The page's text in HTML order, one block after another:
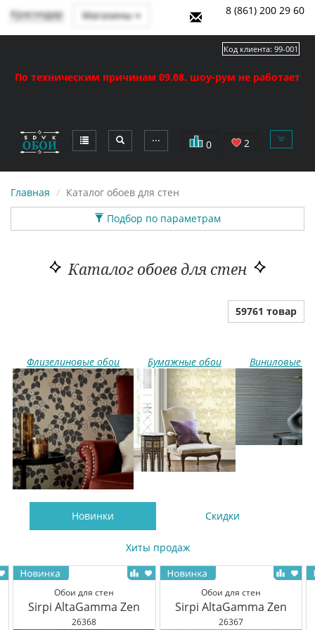
Краснодар Магазины 8 (861) 200 29 60
По техническим причинам 09.08. шоу-рум не работает
⋯ 0 2
Код клиента: 99-001
Главная
Каталог обоев для стен
Подбор по параметрам
Каталог обоев для стен
59761 товар
Флизелиновые обои Бумажные обои Виниловые
Новинки Скидки
Хиты продаж
Обои для стен
Sirpi AltaGamma Zen
26368
Обои для стен
Sirpi AltaGamma Zen
26367